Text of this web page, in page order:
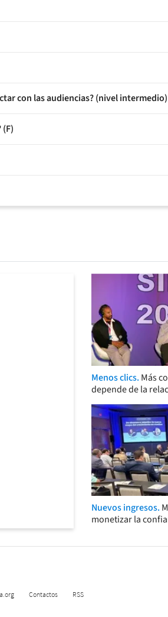
con las audiencias? (nivel intermedio)
Menos clics. Más
depende de la
Nuevos ingresos.
monetizar la
Contactos RSS